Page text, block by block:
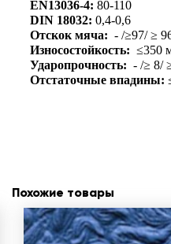
EN13036-4: 80-110
DIN 18032: 0,4-0,6
Отскок мяча: - /≥97/ ≥
Износостойкость: ≤350
Ударопрочность: - /≥ 8/
Отстаточные впадины:
Похожие товары